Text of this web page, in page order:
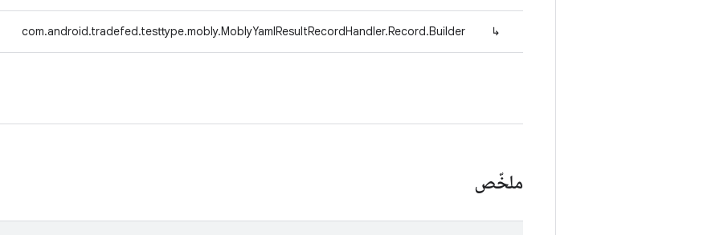
↳
com.android.tradefed.testtype.mobly.MoblyYamlResultRecordHandler.Record.Builder
ملخّص